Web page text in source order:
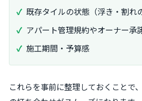
既存タイルの状態（浮き・割れ
アパート管理規約やオーナー承
施工期間・予算感
これらを事前に整理しておくことで